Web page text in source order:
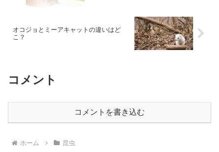
オコジョとミーアキャットの違いはど
こ？
コメント
コメントを書き込む
ホーム 昆虫